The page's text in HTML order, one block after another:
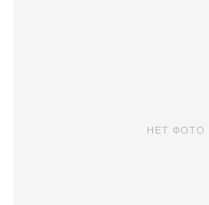
НЕТ ФОТО